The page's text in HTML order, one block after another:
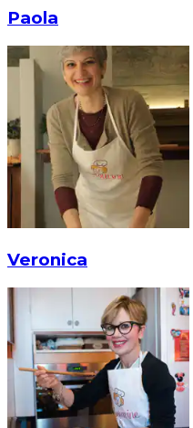
Paola
Veronica